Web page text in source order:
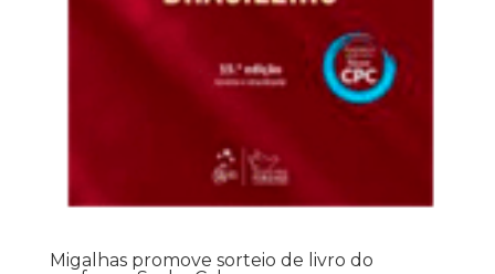
Migalhas promove sorteio de livro do